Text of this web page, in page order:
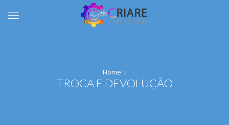
Home
TROCA E DEVOLUÇÃO